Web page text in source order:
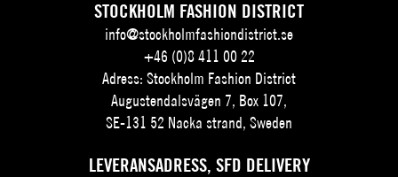
STOCKHOLM FASHION DISTRICT
info@stockholmfashiondistrict.se
+46 (0)8 411 00 22
Adress: Stockholm Fashion District
Augustendalsvägen 7, Box 107,
SE-131 52 Nacka strand, Sweden
LEVERANSADRESS, SFD DELIVERY